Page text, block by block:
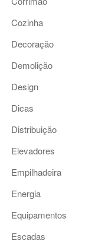
Cozinha
Decoração
Demolição
Design
Dicas
Distribuição
Elevadores
Empilhadeira
Energia
Equipamentos
Escadas